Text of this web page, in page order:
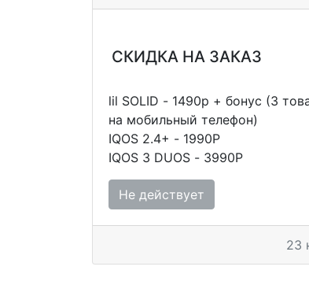
СКИДКА НА ЗАКАЗ
lil SOLID - 1490р + бонус (3
на мобильный телефон)
IQOS 2.4+ - 1990Р
IQOS 3 DUOS - 3990Р
Не действует
23